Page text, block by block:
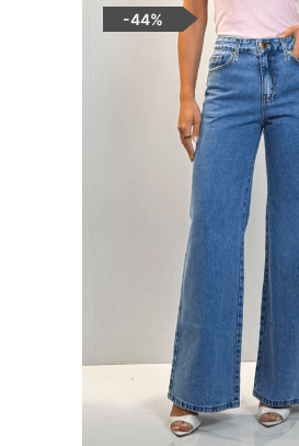
-44%